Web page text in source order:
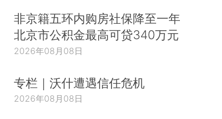
非京籍五环内购房社保降至一年
北京市公积金最高可贷340万元
2026年08月08日
专栏｜沃什遭遇信任危机
2026年08月08日